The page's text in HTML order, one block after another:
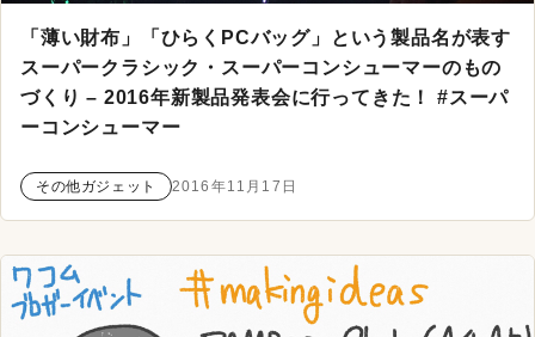
「薄い財布」「ひらくPCバッグ」という製品名が表す
スーパークラシック・スーパーコンシューマーのもの
づくり – 2016年新製品発表会に行ってきた！ #スーパ
ーコンシューマー
その他ガジェット 2016年11月17日